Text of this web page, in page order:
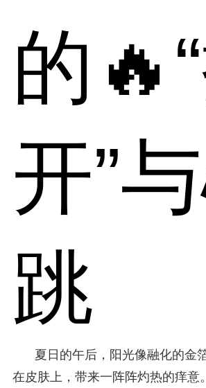
的
开”
跳
夏日的午后，阳光像融化的金
在皮肤上，带来一阵阵灼热的痒意